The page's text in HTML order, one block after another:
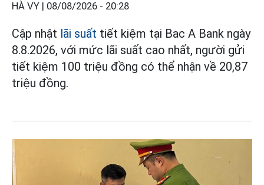
HÀ VY | 08/08/2026 - 20:28
Cập nhật lãi suất tiết kiệm tại Bac A Bank ngày
8.8.2026, với mức lãi suất cao nhất, người gửi
tiết kiệm 100 triệu đồng có thể nhận về 20,87
triệu đồng.